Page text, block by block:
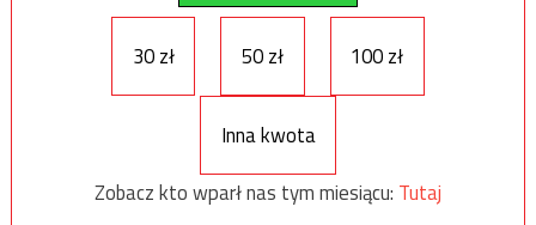
30 zł 50 zł 100 zł
Inna kwota
Zobacz kto wparł nas tym miesiącu: Tutaj